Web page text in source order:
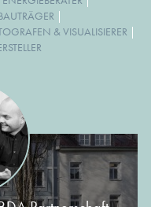
|
& VISUALISIERER |